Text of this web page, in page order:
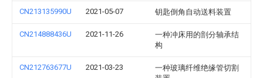
CN213135990U 2021-05-07 钥匙倒角自动送料装置
CN214888436U 2021-11-26
一种冲床用的剖分轴承结
构
CN212763677U 2021-03-23
一种玻璃纤维绝缘管切割